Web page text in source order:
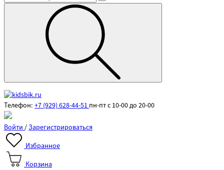
Телефон: +7 (929) 628-44-51пн-пт с 10-00 до 20-00
Войти/Зарегистрироваться
Избранное
Корзина